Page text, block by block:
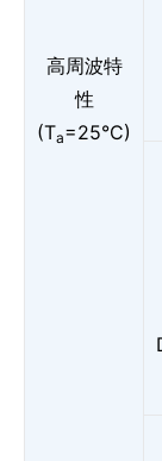
高周波特
性
(Ta=25°C)